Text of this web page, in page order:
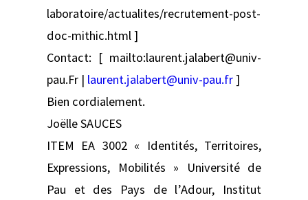
laboratoire/actualites/recrutement-post-
doc-mithic.html ]
Contact: [ mailto:laurent.jalabert@univ-
pau.Fr | laurent.jalabert@univ-pau.fr]
Bien cordialement.
Joëlle SAUCES
ITEM EA 3002 « Identités, Territoires,
Expressions, Mobilités » Université de
Pau et des Pays de l’Adour, Institut